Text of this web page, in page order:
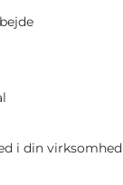
i din virksomhed